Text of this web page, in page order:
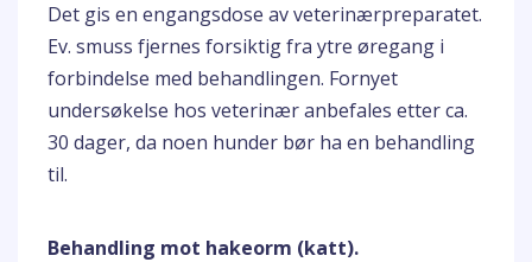
Det gis en engangsdose av veterinærpreparatet.
Ev. smuss fjernes forsiktig fra ytre øregang i
forbindelse med behandlingen. Fornyet
undersøkelse hos veterinær anbefales etter ca.
30 dager, da noen hunder bør ha en behandling
til.
Behandling mot hakeorm (katt).